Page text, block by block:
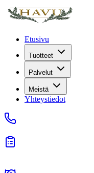
Etusivu
Tuotteet
Palvelut
Meistä
Yhteystiedot